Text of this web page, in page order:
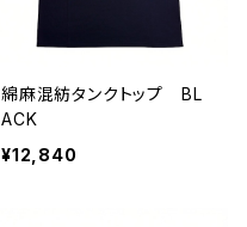
綿麻混紡タンクトップ BL
ACK
¥12,840